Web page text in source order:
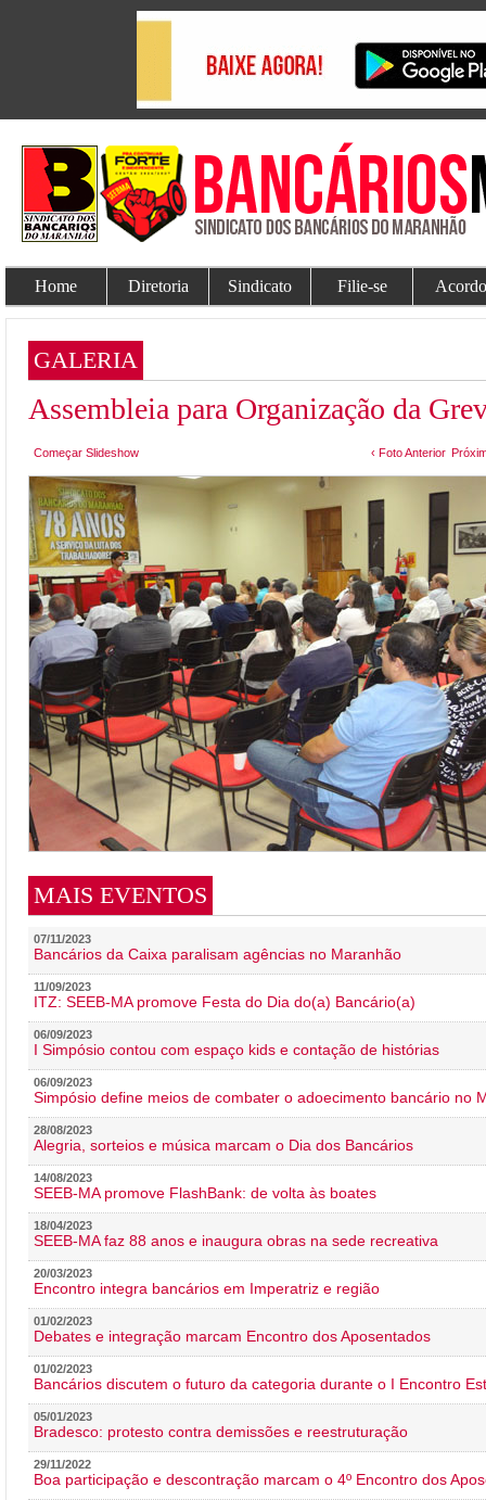
Home Diretoria Sindicato Filie-se
GALERIA
Assembleia para Organização da
Começar Slideshow ‹ Foto Anterior
MAIS EVENTOS
07/11/2023
Bancários da Caixa paralisam agências no Maranhão
11/09/2023
ITZ: SEEB-MA promove Festa do Dia do(a) Bancário(a)
06/09/2023
I Simpósio contou com espaço kids e contação de histórias
06/09/2023
Simpósio define meios de combater o adoecimento bancário no
28/08/2023
Alegria, sorteios e música marcam o Dia dos Bancários
14/08/2023
SEEB-MA promove FlashBank: de volta às boates
18/04/2023
SEEB-MA faz 88 anos e inaugura obras na sede recreativa
20/03/2023
Encontro integra bancários em Imperatriz e região
01/02/2023
Debates e integração marcam Encontro dos Aposentados
01/02/2023
Bancários discutem o futuro da categoria durante o I Encontro
05/01/2023
Bradesco: protesto contra demissões e reestruturação
29/11/2022
Boa participação e descontração marcam o 4º Encontro dos